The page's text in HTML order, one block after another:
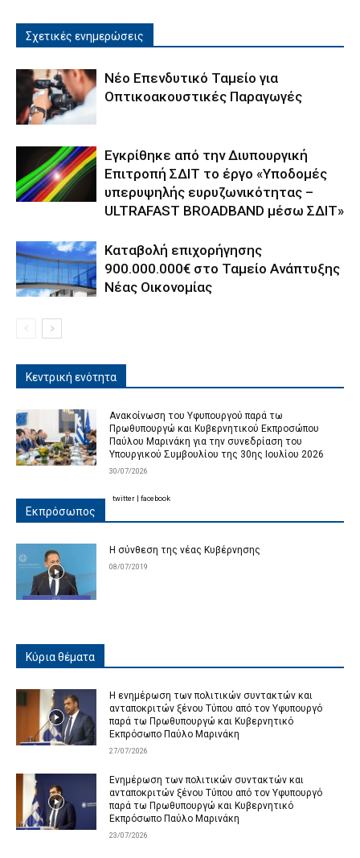
Σχετικές ενημερώσεις
Νέο Επενδυτικό Ταμείο για
Οπτικοακουστικές Παραγωγές
Εγκρίθηκε από την Διυπουργική
Επιτροπή ΣΔΙΤ το έργο «Υποδομές
υπερυψηλής ευρυζωνικότητας –
ULTRAFAST BROADBAND μέσω ΣΔΙΤ»
Καταβολή επιχορήγησης
900.000.000€ στο Ταμείο Ανάπτυξης
Νέας Οικονομίας
Κεντρική ενότητα
Ανακοίνωση του Υφυπουργού παρά τω
Πρωθυπουργώ και Κυβερνητικού Εκπροσώπου
Παύλου Μαρινάκη για την συνεδρίαση του
Υπουργικού Συμβουλίου της 30ης Ιουλίου 2026
30/07/2026
Εκπρόσωπος
Η σύνθεση της νέας Κυβέρνησης
08/07/2019
twitter facebook
Κύρια θέματα
Η ενημέρωση των πολιτικών συντακτών και
ανταποκριτών ξένου Τύπου από τον Υφυπουργό
παρά τω Πρωθυπουργώ και Κυβερνητικό
Εκπρόσωπο Παύλο Μαρινάκη
27/07/2026
Ενημέρωση των πολιτικών συντακτών και
ανταποκριτών ξένου Τύπου από τον Υφυπουργό
παρά τω Πρωθυπουργώ και Κυβερνητικό
Εκπρόσωπο Παύλο Μαρινάκη
23/07/2026